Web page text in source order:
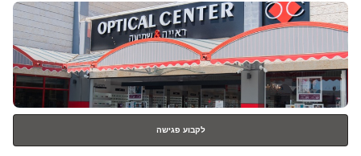
בת
ים
לחץ
ENTER
נוסף
לקבוע פגישה